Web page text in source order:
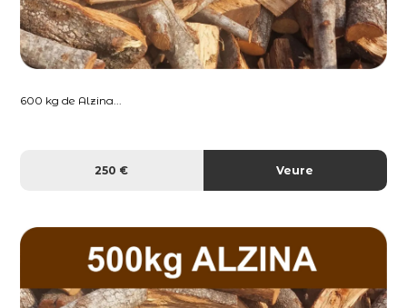
600 kg de Alzina...
250 € Veure